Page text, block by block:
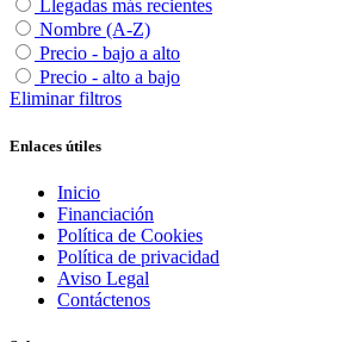
Llegadas más recientes
Nombre (A-Z)
Precio - bajo a alto
Precio - alto a bajo
Eliminar filtros
Enlaces útiles
Inicio
Financiación
Política de Cookies
Política de privacidad
Aviso Legal
Contáctenos